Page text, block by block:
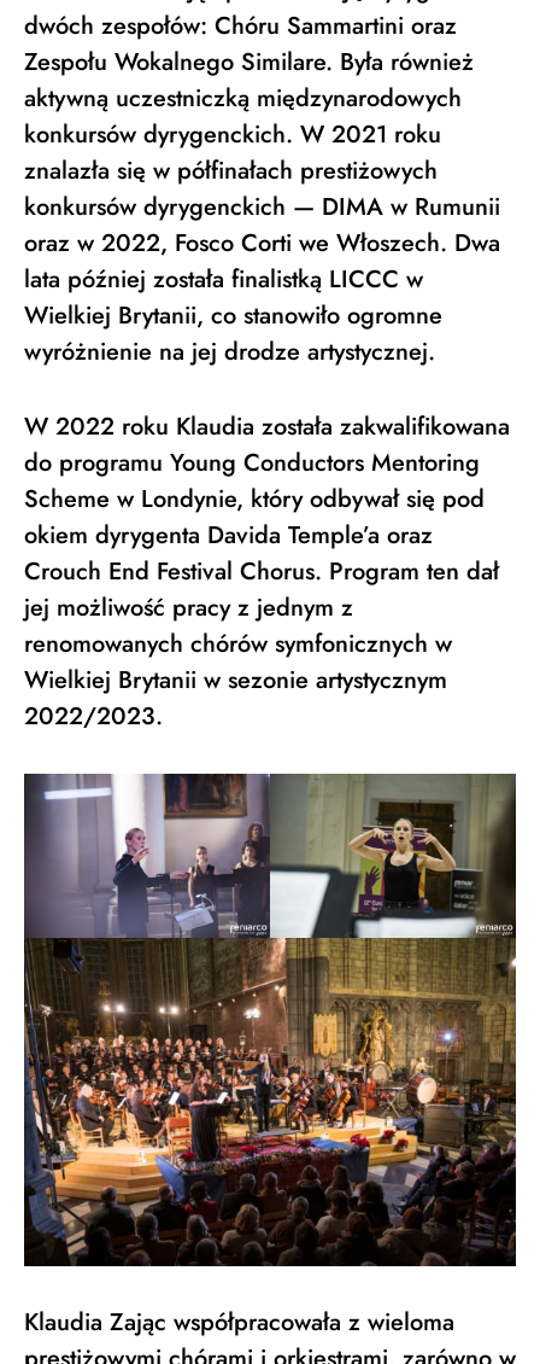
dwóch zespołów: Chóru Sammartini oraz
Zespołu Wokalnego Similare. Była również
aktywną uczestniczką międzynarodowych
konkursów dyrygenckich. W 2021 roku
znalazła się w półfinałach prestiżowych
konkursów dyrygenckich — DIMA w Rumunii
oraz w 2022, Fosco Corti we Włoszech. Dwa
lata później została finalistką LICCC w
Wielkiej Brytanii, co stanowiło ogromne
wyróżnienie na jej drodze artystycznej.
W 2022 roku Klaudia została zakwalifikowana
do programu Young Conductors Mentoring
Scheme w Londynie, który odbywał się pod
okiem dyrygenta Davida Temple’a oraz
Crouch End Festival Chorus. Program ten dał
jej możliwość pracy z jednym z
renomowanych chórów symfonicznych w
Wielkiej Brytanii w sezonie artystycznym
2022/2023.
Klaudia Zając współpracowała z wieloma